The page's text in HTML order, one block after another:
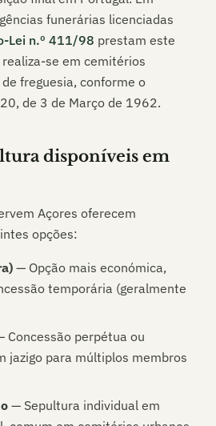
funerárias licenciadas
Lei n.º 411/98 prestam este
se em cemitérios
freguesia, conforme o
de 3 de Março de 1962.
disponíveis em
Açores oferecem
opções:
— Opção mais económica,
temporária (geralmente
Concessão perpétua ou
jazigo para múltiplos membros
— Sepultura individual em